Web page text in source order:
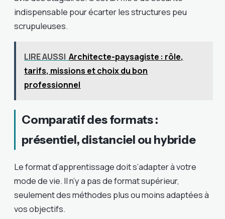
indispensable pour écarter les structures peu
scrupuleuses.
LIRE AUSSI Architecte-paysagiste : rôle,
tarifs, missions et choix du bon
professionnel
Comparatif des formats :
présentiel, distanciel ou hybride
Le format d’apprentissage doit s’adapter à votre
mode de vie. Il n’y a pas de format supérieur,
seulement des méthodes plus ou moins adaptées à
vos objectifs.